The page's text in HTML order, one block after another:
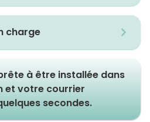
charge
à être installée dans
et votre courrier
secondes.